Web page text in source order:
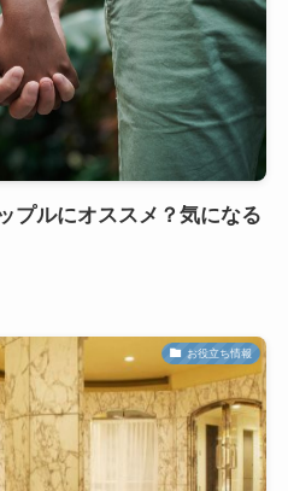
プルにオススメ？気になる
お役立ち情報